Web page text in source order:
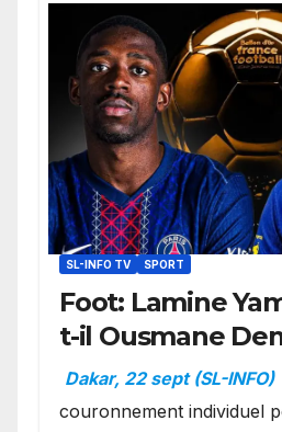
SL-INFO TV SPORT
Foot: Lamine
t-il Ousmane
Ballon d’or ?
Dakar, 22 sept (SL-INFO)
couronnement individuel